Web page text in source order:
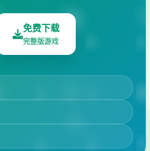
免费下载
完整版游戏